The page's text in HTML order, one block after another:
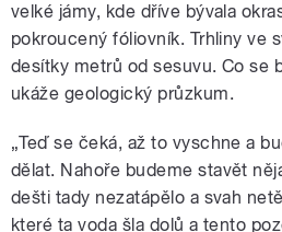
velké jámy, kde dříve bývala
pokroucený fóliovník. Trhliny ve
desítky metrů od sesuvu. Co se
ukáže geologický průzkum.
„Teď se čeká, až to vyschne a
dělat. Nahoře budeme stavět
dešti tady nezatápělo a svah
které ta voda šla dolů a tento